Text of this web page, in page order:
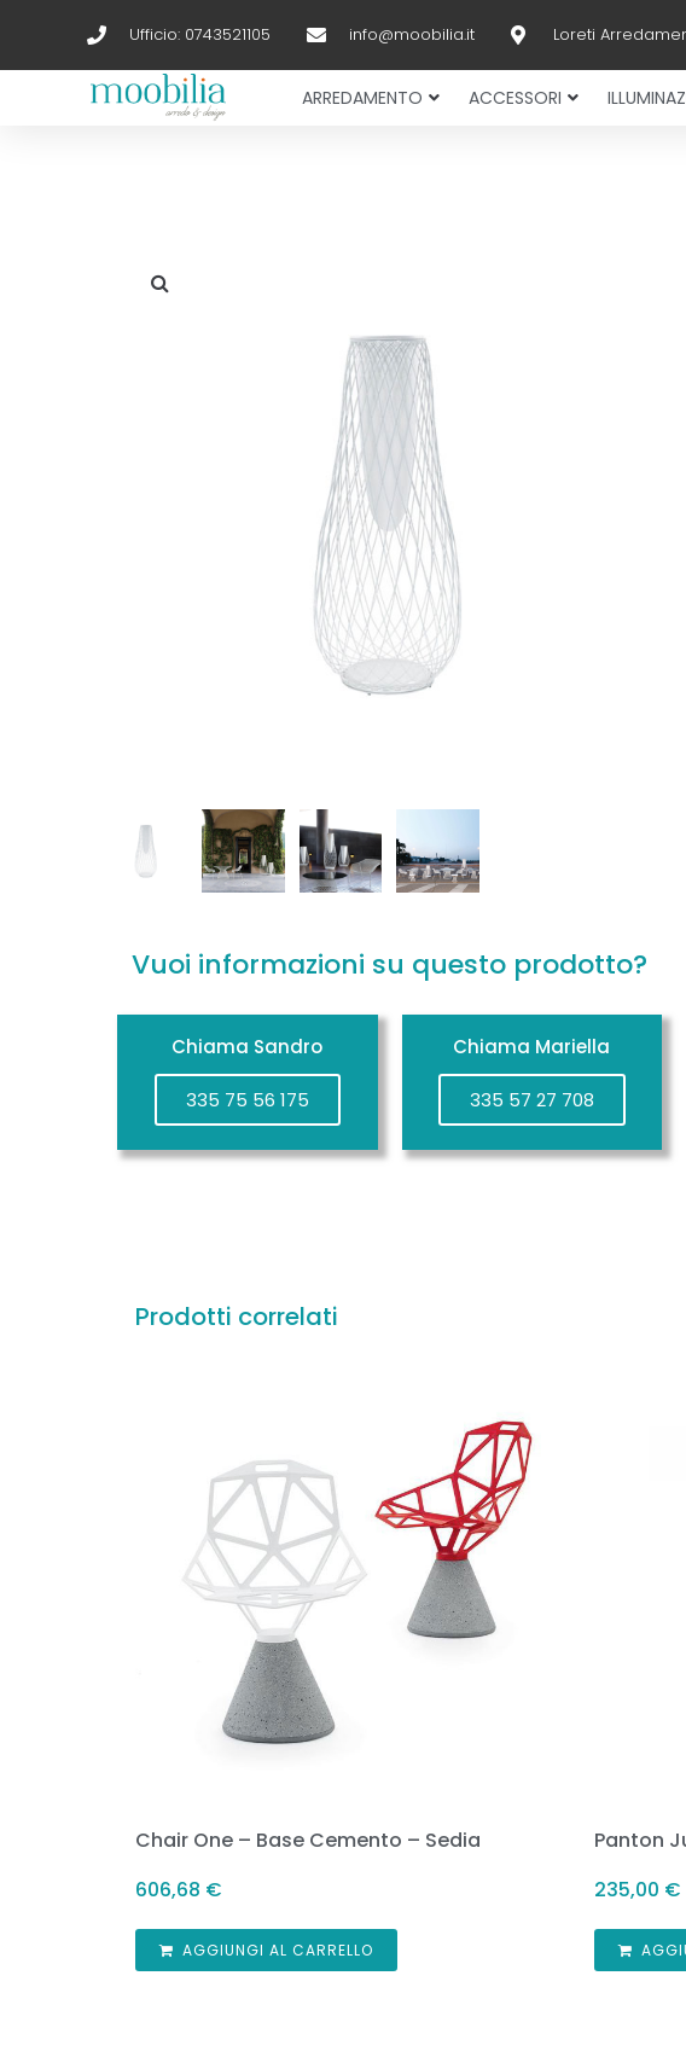
Ufficio: 0743521105 info@moobilia.it Loreti
ARREDAMENTO ACCESSORI
Vuoi informazioni su questo prodotto?
Chiama Sandro
335 75 56 175
Chiama Mariella
335 57 27 708
Prodotti correlati
Chair One – Base Cemento – Sedia
606,68 €
AGGIUNGI AL CARRELLO
Panton
235,00 €